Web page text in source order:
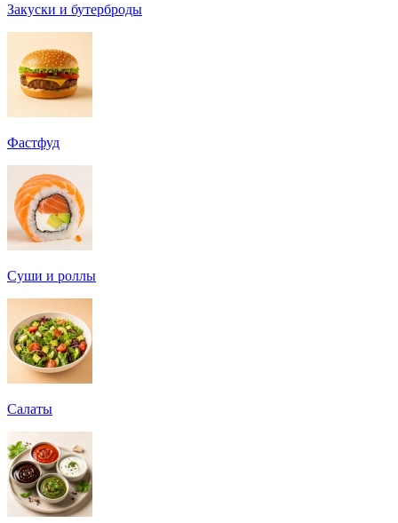
Закуски и бутерброды
Фастфуд
Суши и роллы
Салаты